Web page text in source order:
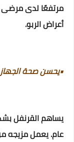
مرتفعًا لدى مرضى
أعراض الربو.
•يحسن صحة
يساهم القرنفل
عام. يعمل مزيجه